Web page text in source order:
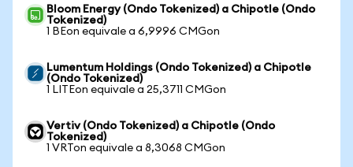
Bloom Energy (Ondo Tokenized) a Chipotle (Ondo
Tokenized)
1 BEon equivale a 6,9996 CMGon
Lumentum Holdings (Ondo Tokenized) a Chipotle
(Ondo Tokenized)
1 LITEon equivale a 25,3711 CMGon
Vertiv (Ondo Tokenized) a Chipotle (Ondo
Tokenized)
1 VRTon equivale a 8,3068 CMGon